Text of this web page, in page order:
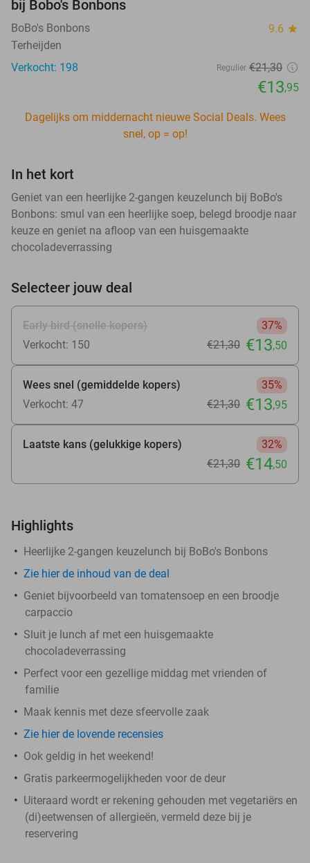
bij Bobo's Bonbons
BoBo's Bonbons 9.6 star
Terheijden
Verkocht: 198
Regulier €21,30
€13,95
Dagelijks om middernacht nieuwe Social Deals. Wees
snel, op = op!
In het kort
Geniet van een heerlijke 2-gangen keuzelunch bij BoBo's
Bonbons: smul van een heerlijke soep, belegd broodje naar
keuze en geniet na afloop van een huisgemaakte
chocoladeverrassing
Selecteer jouw deal
Early bird (snelle kopers)
37%
Verkocht: 150
€21,30 €13,50
Wees snel (gemiddelde kopers)
35%
Verkocht: 47
€21,30 €13,95
Laatste kans (gelukkige kopers)
32%
€21,30 €14,50
Highlights
Heerlijke 2-gangen keuzelunch bij BoBo's Bonbons
Zie hierde inhoud van de deal
Geniet bijvoorbeeld van tomatensoep en een broodje
carpaccio
Sluit je lunch af met een huisgemaakte
chocoladeverrassing
Perfect voor een gezellige middag met vrienden of
familie
Maak kennis met deze sfeervolle zaak
Zie hier de lovende recensies
Ook geldig in het weekend!
Gratis parkeermogelijkheden voor de deur
Uiteraard wordt er rekening gehouden met vegetariërs en
(di)eetwensen of allergieën, vermeld deze bij je
reservering